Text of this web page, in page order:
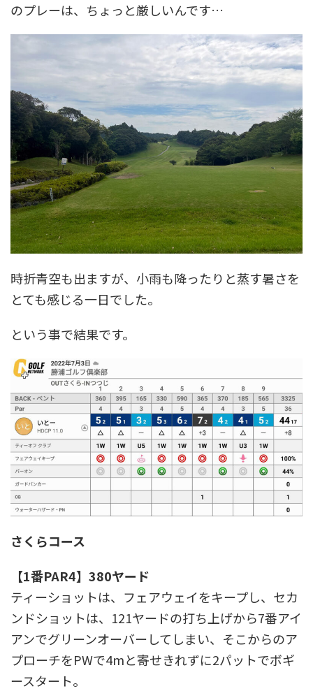
のプレーは、ちょっと厳しいんです…
時折青空も出ますが、小雨も降ったりと蒸す暑さを
とても感じる一日でした。
という事で結果です。
さくらコース
【1番PAR4】380ヤード
ティーショットは、フェアウェイをキープし、セカ
ンドショットは、121ヤードの打ち上げから7番アイ
アンでグリーンオーバーしてしまい、そこからのア
プローチをPWで4mと寄せきれずに2パットでボギ
ースタート。